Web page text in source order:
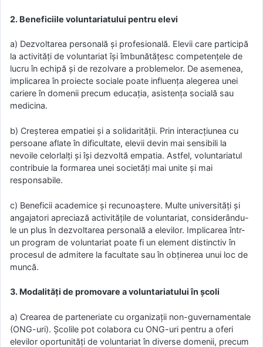
2. Beneficiile voluntariatului pentru elevi
a) Dezvoltarea personală și profesională. Elevii care participă
la activități de voluntariat își îmbunătățesc competențele de
lucru în echipă și de rezolvare a problemelor. De asemenea,
implicarea în proiecte sociale poate influența alegerea unei
cariere în domenii precum educația, asistența socială sau
medicina.
b) Creșterea empatiei și a solidarității. Prin interacțiunea cu
persoane aflate în dificultate, elevii devin mai sensibili la
nevoile celorlalți și își dezvoltă empatia. Astfel, voluntariatul
contribuie la formarea unei societăți mai unite și mai
responsabile.
c) Beneficii academice și recunoaștere. Multe universități și
angajatori apreciază activitățile de voluntariat, considerându-
le un plus în dezvoltarea personală a elevilor. Implicarea într-
un program de voluntariat poate fi un element distinctiv în
procesul de admitere la facultate sau în obținerea unui loc de
muncă.
3. Modalități de promovare a voluntariatului în școli
a) Crearea de parteneriate cu organizații non-guvernamentale
(ONG-uri). Școlile pot colabora cu ONG-uri pentru a oferi
elevilor oportunități de voluntariat în diverse domenii, precum